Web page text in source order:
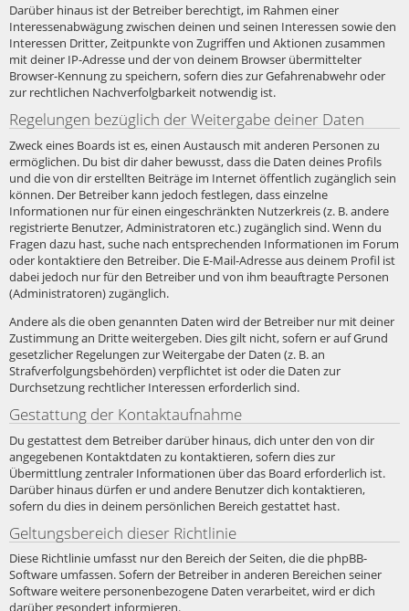
Darüber hinaus ist der Betreiber berechtigt, im Rahmen einer
Interessenabwägung zwischen deinen und seinen Interessen sowie den
Interessen Dritter, Zeitpunkte von Zugriffen und Aktionen zusammen
mit deiner IP-Adresse und der von deinem Browser übermittelter
Browser-Kennung zu speichern, sofern dies zur Gefahrenabwehr oder
zur rechtlichen Nachverfolgbarkeit notwendig ist.
Regelungen bezüglich der Weitergabe deiner Daten
Zweck eines Boards ist es, einen Austausch mit anderen Personen zu
ermöglichen. Du bist dir daher bewusst, dass die Daten deines Profils
und die von dir erstellten Beiträge im Internet öffentlich zugänglich sein
können. Der Betreiber kann jedoch festlegen, dass einzelne
Informationen nur für einen eingeschränkten Nutzerkreis (z. B. andere
registrierte Benutzer, Administratoren etc.) zugänglich sind. Wenn du
Fragen dazu hast, suche nach entsprechenden Informationen im Forum
oder kontaktiere den Betreiber. Die E-Mail-Adresse aus deinem Profil ist
dabei jedoch nur für den Betreiber und von ihm beauftragte Personen
(Administratoren) zugänglich.
Andere als die oben genannten Daten wird der Betreiber nur mit deiner
Zustimmung an Dritte weitergeben. Dies gilt nicht, sofern er auf Grund
gesetzlicher Regelungen zur Weitergabe der Daten (z. B. an
Strafverfolgungsbehörden) verpflichtet ist oder die Daten zur
Durchsetzung rechtlicher Interessen erforderlich sind.
Gestattung der Kontaktaufnahme
Du gestattest dem Betreiber darüber hinaus, dich unter den von dir
angegebenen Kontaktdaten zu kontaktieren, sofern dies zur
Übermittlung zentraler Informationen über das Board erforderlich ist.
Darüber hinaus dürfen er und andere Benutzer dich kontaktieren,
sofern du dies in deinem persönlichen Bereich gestattet hast.
Geltungsbereich dieser Richtlinie
Diese Richtlinie umfasst nur den Bereich der Seiten, die die phpBB-
Software umfassen. Sofern der Betreiber in anderen Bereichen seiner
Software weitere personenbezogene Daten verarbeitet, wird er dich
darüber gesondert informieren.